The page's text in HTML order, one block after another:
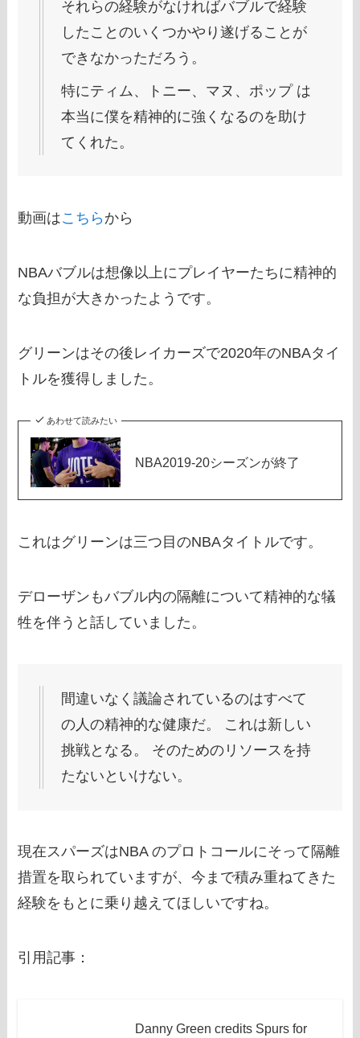
それらの経験がなければバブルで経験
したことのいくつかやり遂げることが
できなかっただろう。
特にティム、トニー、マヌ、ポップ は
本当に僕を精神的に強くなるのを助け
てくれた。
動画はこちら から
NBAバブルは想像以上にプレイヤーたちに精神的
な負担が大きかったようです。
グリーンはその後レイカーズで2020年のNBAタイ
トルを獲得しました。
あわせて読みたい
NBA2019-20シーズンが終了
これはグリーンは三つ目のNBAタイトルです。
デローザンもバブル内の隔離について精神的な犠
牲を伴うと話していました。
間違いなく議論されているのはすべて
の人の精神的な健康だ。 これは新しい
挑戦となる。 そのためのリソースを持
たないといけない。
現在スパーズはNBA のプロトコールにそって隔離
措置を取られていますが、今まで積み重ねてきた
経験をもとに乗り越えてほしいですね。
引用記事：
Danny Green credits Spurs for